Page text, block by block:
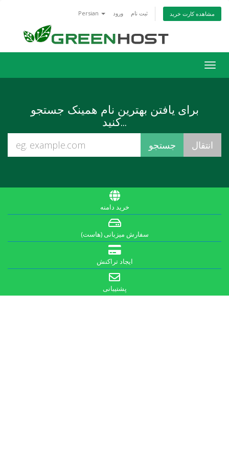
Persian ورود ثبت نام مشاهده کارت خرید
تغییر
برای یافتن بهترین نام همینک جستجو
کنید...
خرید دامنه
سفارش میزبانی (هاست)
ایجاد تراکنش
پشتیبانی